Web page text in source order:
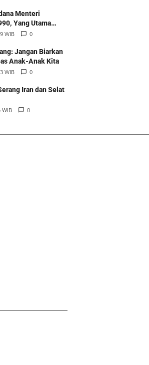
Yang Utama
WIB 0
Jangan Biarkan
Anak-Anak Kita
WIB 0
Iran dan Selat
WIB 0